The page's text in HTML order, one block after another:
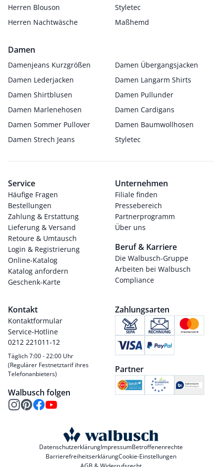
Herren Blouson
Styletec
Herren Nachtwäsche
Maßhemd
Damen
Damenjeans Kurzgrößen
Damen Übergangsjacken
Damen Lederjacken
Damen Langarm Shirts
Damen Shirtblusen
Damen Pullunder
Damen Marlenehosen
Damen Cardigans
Damen Sommer Pullover
Damen Baumwollhosen
Damen Strech Jeans
Styletec
Service
Häufige Fragen
Bestellungen
Zahlung & Erstattung
Lieferung & Versand
Retoure & Umtausch
Login & Registrierung
Online-Katalog
Katalog anfordern
Geschenk-Karte
Unternehmen
Filiale finden
Pressebereich
Partnerprogramm
Über uns
Beruf & Karriere
Die Walbusch-Gruppe
Arbeiten bei Walbusch
Compliance
Kontakt
Kontaktformular
Service-Hotline
0212 221011-12
Täglich 7:00 - 22:00 Uhr
(Regulärer Festnetztarif ihres
Telefonanbieters)
Walbusch folgen
Zahlungsarten
Partner
DatenschutzerklärungImpressumBetroffenenrechte
BarrierefreiheitserklärungCookie-Einstellungen